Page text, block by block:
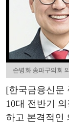
손병화 송파구의회
[한국금융신문
10대 전반기
하고 본격적인